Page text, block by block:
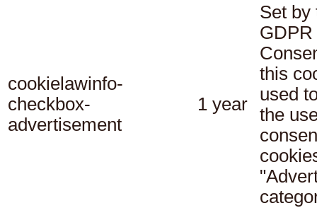
cookielawinfo-
checkbox-
advertisement
1 year
Set by
this
used
the